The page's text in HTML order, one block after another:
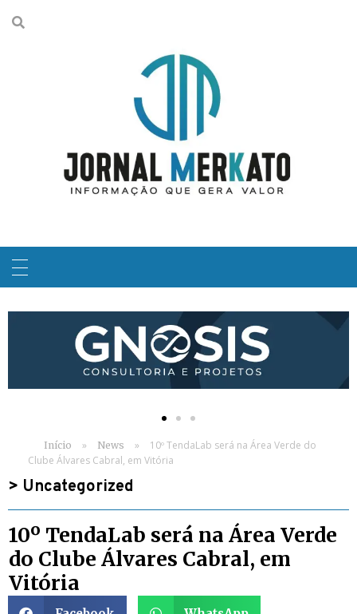
Início » News »
10º TendaLab será na Área Verde do
Clube Álvares Cabral, em Vitória
> Uncategorized
10º TendaLab será na Área Verde
do Clube Álvares Cabral, em
Vitória